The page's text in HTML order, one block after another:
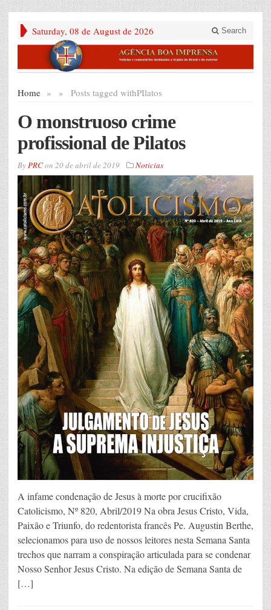
Saturday, 08 de August de 2026 Search
Home » Posts tagged with
» PIlatos
O monstruoso crime
profissional de Pilatos
ByPRCon 20 de abril de 2019 Noticias
A infame condenação de Jesus à morte por crucifixão
Catolicismo, Nº 820, Abril/2019 Na obra Jesus Cristo, Vida,
Paixão e Triunfo, do redentorista francês Pe. Augustin Berthe,
selecionamos para uso de nossos leitores nesta Semana Santa
trechos que narram a conspiração articulada para se condenar
Nosso Senhor Jesus Cristo. Na edição de Semana Santa de
[…]